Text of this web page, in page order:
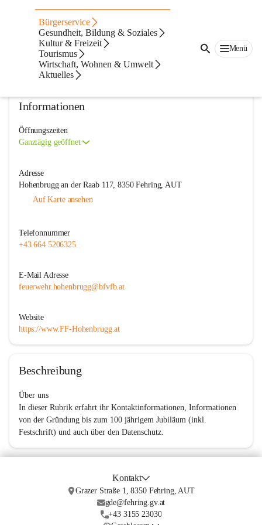
Bürgerservice
Gesundheit, Bildung & Soziales
Kultur & Freizeit
Tourismus
Wirtschaft, Wohnen & Umwelt
Aktuelles
Menü
Freiwillige Feuerwehr Hohenbrugg
@freiwillige-feuerwehr-hohenbrugg
Feuerwehr
Informationen
Öffnungszeiten
Ganztägig geöffnet
Adresse
Hohenbrugg an der Raab 117, 8350 Fehring, AUT
Auf Karte ansehen
Telefonnummer
+43 664 5206325
E-Mail Adresse
feuerwehr.hohenbrugg@bfvfb.at
Website
https://www.FF-Hohenbrugg.at
Beschreibung
Über uns
In dieser Rubrik erfahrt ihr Kontaktinformationen, Informationen
von der Gründung bis zum 100 jährigem Jubiläum (inkl.
Festschrift) und auch über den Datenschutz.
Kontakt
Grazer Straße 1, 8350 Fehring, AUT
gde@fehring.gv.at
+43 3155 23030